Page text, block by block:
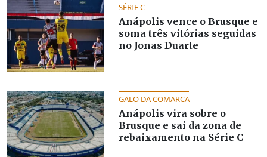
SÉRIE C
Anápolis vence o Brusque e
soma três vitórias seguidas
no Jonas Duarte
GALO DA COMARCA
Anápolis vira sobre o
Brusque e sai da zona de
rebaixamento na Série C